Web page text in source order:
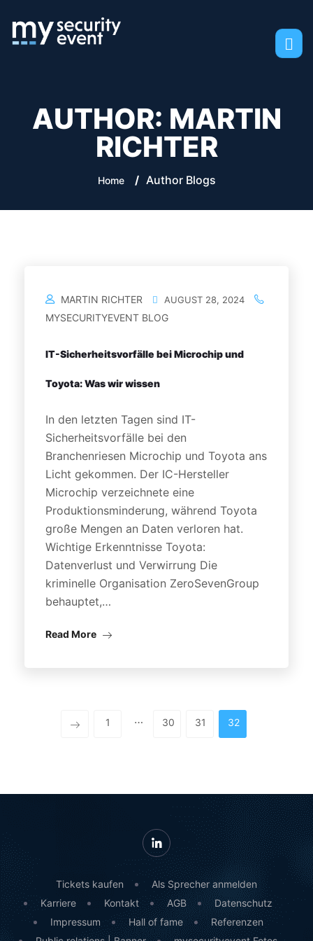
AUTHOR: MARTIN
RICHTER
Home / Author Blogs
MARTIN RICHTER AUGUST 28, 2024
MYSECURITYEVENT BLOG
IT-Sicherheitsvorfälle bei Microchip und
Toyota: Was wir wissen
In den letzten Tagen sind IT-
Sicherheitsvorfälle bei den
Branchenriesen Microchip und Toyota ans
Licht gekommen. Der IC-Hersteller
Microchip verzeichnete eine
Produktionsminderung, während Toyota
große Mengen an Daten verloren hat.
Wichtige Erkenntnisse Toyota:
Datenverlust und Verwirrung Die
kriminelle Organisation ZeroSevenGroup
behauptet,…
Read More
1 … 30 31 32
Tickets kaufen
Als Sprecher anmelden
Karriere
Kontakt AGB
Datenschutz
Impressum
Hall of fame
Referenzen